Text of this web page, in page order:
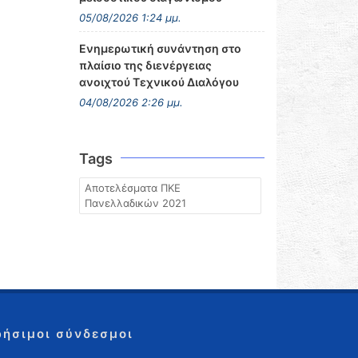
05/08/2026 1:24 μμ.
Ενημερωτική συνάντηση στο
πλαίσιο της διενέργειας
ανοιχτού Τεχνικού Διαλόγου
04/08/2026 2:26 μμ.
Tags
Αποτελέσματα ΠΚΕ
Πανελλαδικών 2021
σύνδεσμοι